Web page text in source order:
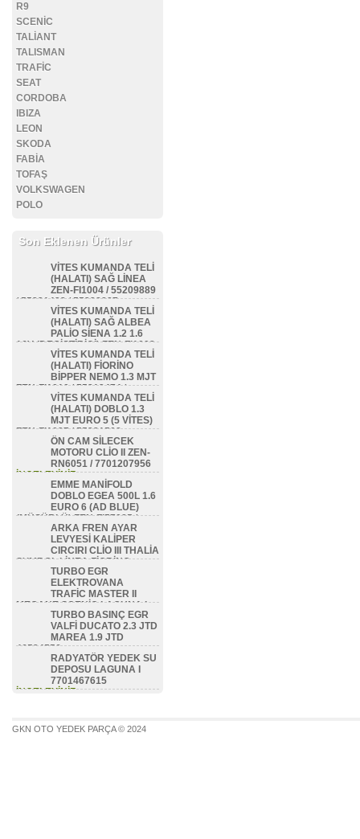
R9
SCENİC
TALİANT
TALISMAN
TRAFİC
SEAT
CORDOBA
IBIZA
LEON
SKODA
FABİA
TOFAŞ
VOLKSWAGEN
POLO
Son Eklenen Ürünler
VİTES KUMANDA TELİ
(HALATI) SAĞ LİNEA
ZEN-FI1004 / 55209889
/ 55231423 / 55228887
İNCELEYİNİZ...VİTES KUMANDA TELİ
(HALATI) SAĞ ALBEA
PALİO SİENA 1.2 1.6
16V (DEGİŞTİRİCİ) ZEN-FI1002
/ 46800214
İNCELEYİNİZ...
VİTES KUMANDA TELİ
(HALATI) FİORİNO
BİPPER NEMO 1.3 MJT
ZEN-FI1010 / 55212474 /
55231412 / 55218870 /
55247553 / 55212473 /
55255706
İNCELEYİNİZ...
VİTES KUMANDA TELİ
(HALATI) DOBLO 1.3
MJT EURO 5 (5 VİTES)
ZEN-FI1027 / 55221508
İNCELEYİNİZ...ÖN CAM SİLECEK
MOTORU CLİO II ZEN-
RN6051 / 7701207956
İNCELEYİNİZ...
EMME MANİFOLD
DOBLO EGEA 500L 1.6
EURO 6 (AD BLUE)
(MÜŞÜRLÜ) ZEN-FI57085 /
46336475 / 46351479 /
46354786 / 46353418
İNCELEYİNİZ...
ARKA FREN AYAR
LEVYESİ KALİPER
CIRCIRI CLİO III THALİA
SYMBOL LİNEA FİORİNO
BİPPER NEMO ZEN-FI8506 /
77362444
İNCELEYİNİZ...
TURBO EGR
ELEKTROVANA
TRAFİC MASTER II
MEGANE SCENİC LAGUNA I
1.9 DCİ F9Q 7700113071
İNCELEYİNİZ...
TURBO BASINÇ EGR
VALFİ DUCATO 2.3 JTD
MAREA 1.9 JTD
46524556
İNCELEYİNİZ...RADYATÖR YEDEK SU
DEPOSU LAGUNA I
7701467615
İNCELEYİNİZ...
GKN OTO YEDEK PARÇA © 2024